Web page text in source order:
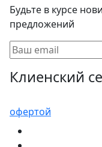
Будьте в курсе
предложений
Клиенский
офертой